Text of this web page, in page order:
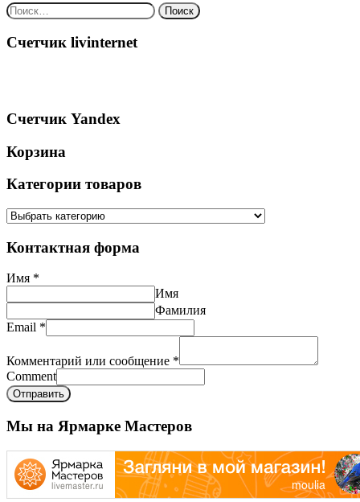
Найти:
Счетчик livinternet
Счетчик Yandex
Корзина
Категории товаров
Контактная форма
Имя *
Имя
Фамилия
Email *
Комментарий или сообщение *
Comment
Отправить
Мы на Ярмарке Мастеров